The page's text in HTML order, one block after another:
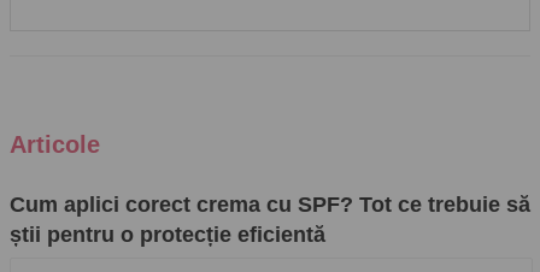
Articole
Cum aplici corect crema cu SPF? Tot ce trebuie să
știi pentru o protecție eficientă